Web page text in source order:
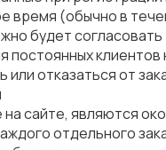
время (обычно в
будет согласовать
постоянных клиентов
или отказаться от
сайте, являются
отдельного